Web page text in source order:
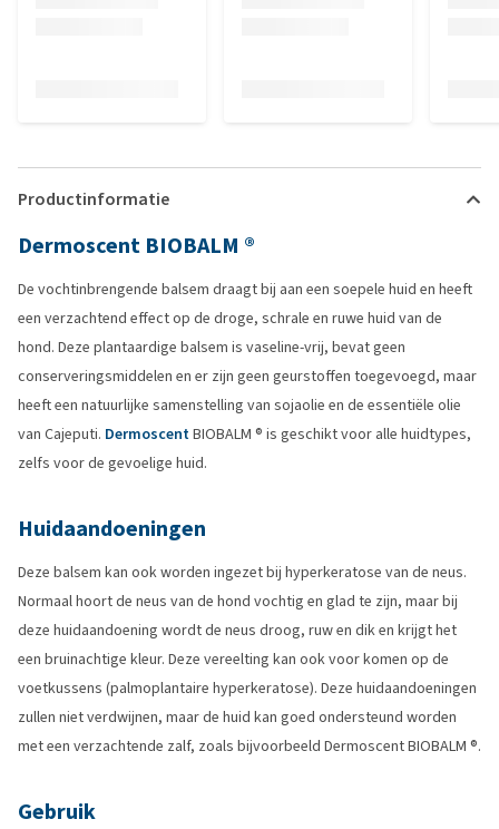
Productinformatie
Dermoscent BIOBALM ®
De vochtinbrengende balsem draagt bij aan een soepele huid en heeft
een verzachtend effect op de droge, schrale en ruwe huid van de
hond. Deze plantaardige balsem is vaseline-vrij, bevat geen
conserveringsmiddelen en er zijn geen geurstoffen toegevoegd, maar
heeft een natuurlijke samenstelling van sojaolie en de essentiële olie
van Cajeputi. DermoscentBIOBALM ® is geschikt voor alle huidtypes,
zelfs voor de gevoelige huid.
Huidaandoeningen
Deze balsem kan ook worden ingezet bij hyperkeratose van de neus.
Normaal hoort de neus van de hond vochtig en glad te zijn, maar bij
deze huidaandoening wordt de neus droog, ruw en dik en krijgt het
een bruinachtige kleur. Deze vereelting kan ook voor komen op de
voetkussens (palmoplantaire hyperkeratose). Deze huidaandoeningen
zullen niet verdwijnen, maar de huid kan goed ondersteund worden
met een verzachtende zalf, zoals bijvoorbeeld Dermoscent BIOBALM ®.
Gebruik